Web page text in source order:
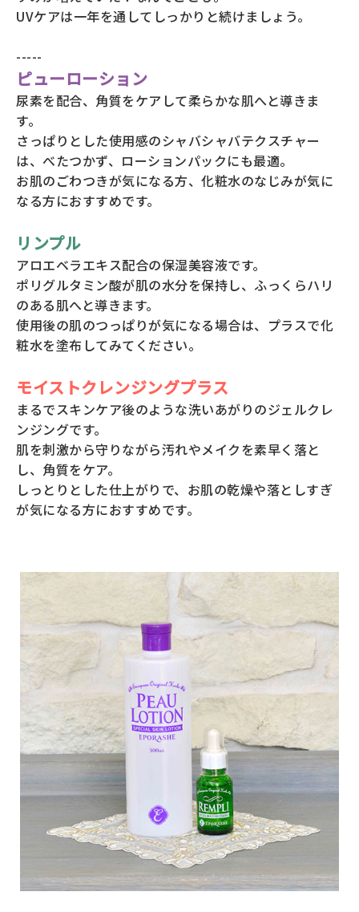
UVケアは一年を通してしっかりと続けましょう。
-----
ピューローション
尿素を配合、角質をケアして柔らかな肌へと導きま
す。
さっぱりとした使用感のシャバシャバテクスチャー
は、べたつかず、ローションパックにも最適。
お肌のごわつきが気になる方、化粧水のなじみが気に
なる方におすすめです。
リンプル
アロエベラエキス配合の保湿美容液です。
ポリグルタミン酸が肌の水分を保持し、ふっくらハリ
のある肌へと導きます。
使用後の肌のつっぱりが気になる場合は、プラスで化
粧水を塗布してみてください。
モイストクレンジングプラス
まるでスキンケア後のような洗いあがりのジェルクレ
ンジングです。
肌を刺激から守りながら汚れやメイクを素早く落と
し、角質をケア。
しっとりとした仕上がりで、お肌の乾燥や落としすぎ
が気になる方におすすめです。